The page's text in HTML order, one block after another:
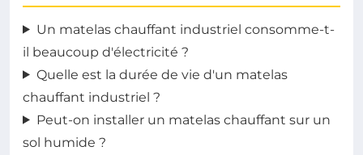
Un matelas chauffant industriel consomme-t-
il beaucoup d'électricité ?
Quelle est la durée de vie d'un matelas
chauffant industriel ?
Peut-on installer un matelas chauffant sur un
sol humide ?